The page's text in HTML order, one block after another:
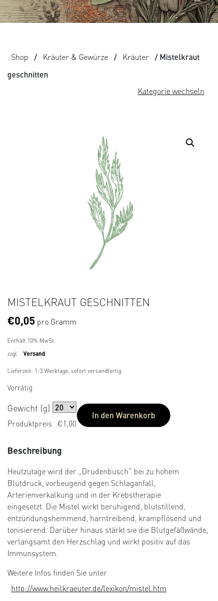
Shop / Kräuter & Gewürze / Kräuter
/ Mistelkraut
geschnitten
Kategorie wechseln
MISTELKRAUT GESCHNITTEN
€0,05 pro Gramm
Enthält 10% MwSt.
zzgl.
Versand
Lieferzeit: 1-3 Werktage, sofort versandfertig
Vorrätig
Gewicht (g)
Produktpreis €1,00
In den Warenkorb
Beschreibung
Heutzutage wird der „Drudenbusch“ bei zu hohem
Blutdruck, vorbeugend gegen Schlaganfall,
Arterienverkalkung und in der Krebstherapie
eingesetzt. Die Mistel wirkt beruhigend, blutstillend,
entzündungshemmend, harntreibend, krampflösend und
tonisierend. Darüber hinaus stärkt sie die Blutgefäßwände,
verlangsamt den Herzschlag und wirkt positiv auf das
Immunsystem.
Weitere Infos finden Sie unter
http://www.heilkraeuter.de/lexikon/mistel.htm